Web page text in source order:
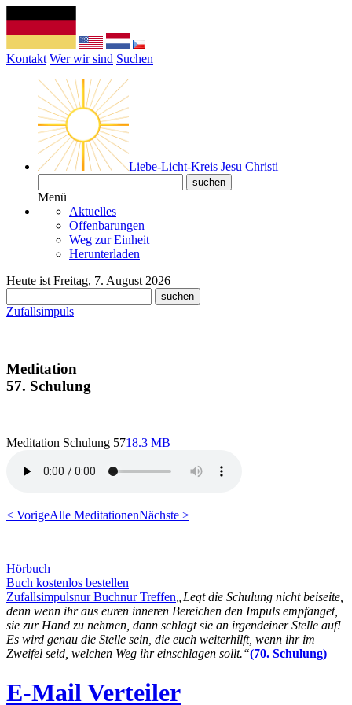
Kontakt Wer wir sind Suchen
Liebe-Licht-Kreis Jesu Christi
Menü
Aktuelles
Offenbarungen
Weg zur Einheit
Herunterladen
Heute ist Freitag, 7. August 2026
Zufallsimpuls
Meditation
57. Schulung
Meditation Schulung 5718.3 MB
< VorigeAlle MeditationenNächste >
Hörbuch
Buch kostenlos bestellen
Zufallsimpulsnur Buchnur Treffen„Legt die Schulung nicht beiseite,
denn wenn ihr aus euren inneren Bereichen den Impuls empfanget,
sie zur Hand zu nehmen, dann schlagt sie an irgendeiner Stelle auf!
Es wird genau die Stelle sein, die euch weiterhilft, wenn ihr im
Zweifel seid, welchen Weg ihr einschlagen sollt.“(70. Schulung)
E-Mail Verteiler